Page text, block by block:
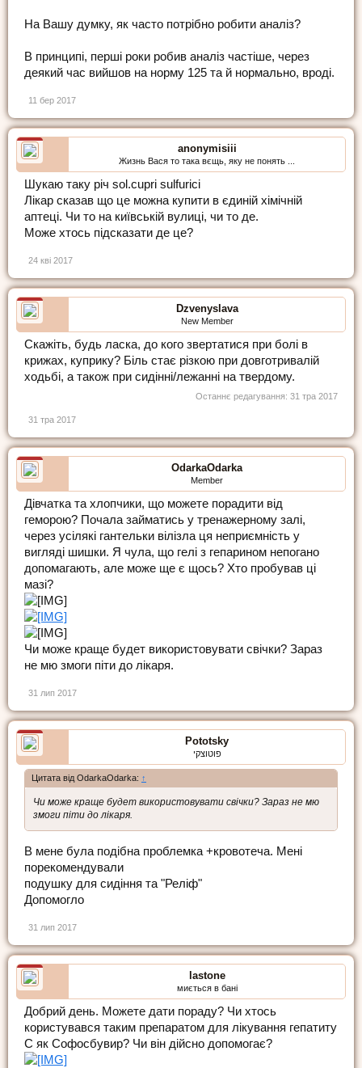
На Вашу думку, як часто потрібно робити аналіз?
В принципі, перші роки робив аналіз частіше, через
деякий час вийшов на норму 125 та й нормально, вроді.
11 бер 2017
anonymisiii
Жизнь Вася то така вєщь, яку не понять ...
Шукаю таку річ sol.cupri sulfurici
Лікар сказав що це можна купити в єдиній хімічній
аптеці. Чи то на київській вулиці, чи то де.
Може хтось підсказати де це?
24 кві 2017
Dzvenyslava
New Member
Скажіть, будь ласка, до кого звертатися при болі в
крижах, куприку? Біль стає різкою при довготривалій
ходьбі, а також при сидінні/лежанні на твердому.
Останнє редагування: 31 тра 2017
31 тра 2017
OdarkaOdarka
Member
Дівчатка та хлопчики, що можете порадити від
геморою? Почала займатись у тренажерному залі,
через усілякі гантельки вілізла ця неприємність у
вигляді шишки. Я чула, що гелі з гепарином непогано
допомагають, але може ще є щось? Хто пробував ці
мазі?
Чи може краще будет використовувати свічки? Зараз
не мю змоги піти до лікаря.
31 лип 2017
Pototsky
פוטוצקי
Цитата від OdarkaOdarka: ↑
Чи може краще будет використовувати свічки? Зараз не мю
змоги піти до лікаря.
В мене була подібна проблемка +кровотеча. Мені
порекомендували
подушку для сидіння та "Реліф"
Допомогло
31 лип 2017
lastone
миється в бані
Добрий день. Можете дати пораду? Чи хтось
користувався таким препаратом для лiкування гепатиту
С як Софосбувир? Чи вiн дiйсно допомогає?